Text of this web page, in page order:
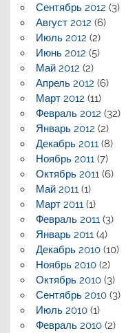
Сентябрь 2012 (3)
Август 2012 (6)
Июль 2012 (2)
Июнь 2012 (5)
Май 2012 (2)
Апрель 2012 (6)
Март 2012 (11)
Февраль 2012 (32)
Январь 2012 (2)
Декабрь 2011(8)
Ноябрь 2011(7)
Октябрь 2011(6)
Май 2011(1)
Март 2011(1)
Февраль 2011(3)
Январь 2011(4)
Декабрь 2010(10)
Ноябрь 2010(2)
Октябрь 2010(3)
Сентябрь 2010(3)
Июль 2010(1)
Февраль 2010(2)